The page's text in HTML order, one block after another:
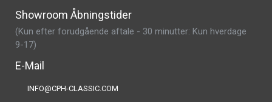
Showroom Åbningstider
(Kun efter forudgående aftale - 30 minutter: Kun hverdage
9-17)
E-Mail
INFO@CPH-CLASSIC.COM